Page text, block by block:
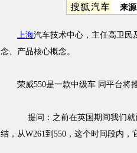
来
上海汽车技术中心，主任高卫民
念、产品核心概念。
荣威550是一款中级车 同平台将
提问：之前在英国期间我们就已
结，从W261到550，这个时间段内，